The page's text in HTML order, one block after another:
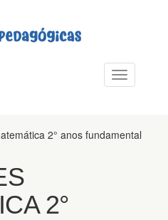
Alternar
2° anos fundamental
2°